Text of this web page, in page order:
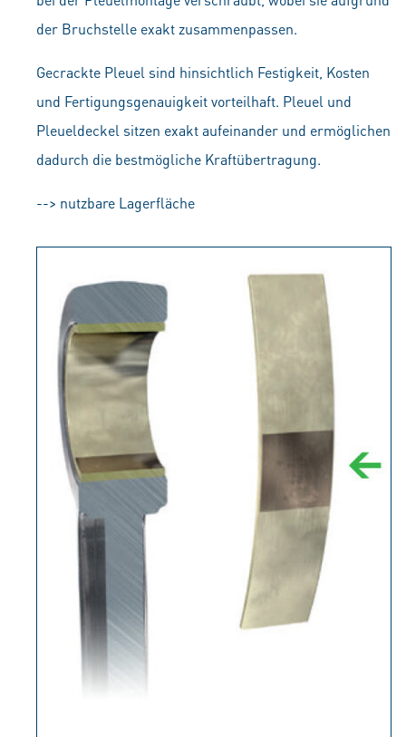
der Bruchstelle exakt zusammenpassen.
Gecrackte Pleuel sind hinsichtlich Festigkeit, Kosten
und Fertigungsgenauigkeit vorteilhaft. Pleuel und
Pleueldeckel sitzen exakt aufeinander und ermöglichen
dadurch die bestmögliche Kraftübertragung.
--> nutzbare Lagerfläche